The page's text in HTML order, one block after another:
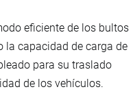
eficiente de los bultos
la capacidad de carga de
para su traslado
de los vehículos.